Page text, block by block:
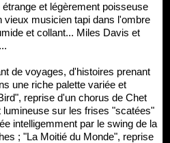
et légèrement poisseuse
vieux musicien tapi dans l'ombre
et collant... Miles Davis et
de voyages, d'histoires prenant
une riche palette variée et
reprise d'un chorus de Chet
sur les frises "scatées"
intelligemment par le swing de la
; "La Moitié du Monde", reprise